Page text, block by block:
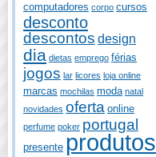
computadores corpo cursos
desconto
descontos design
dia dietas emprego férias
jogos lar licores loja online
marcas mochilas moda natal
novidades oferta online
perfume poker portugal
presente produtos